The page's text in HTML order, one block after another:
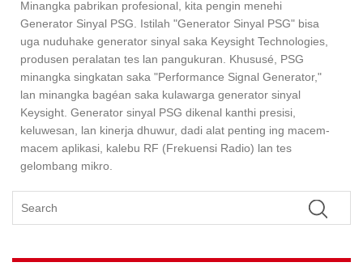
Minangka pabrikan profesional, kita pengin menehi
Generator Sinyal PSG. Istilah "Generator Sinyal PSG" bisa
uga nuduhake generator sinyal saka Keysight Technologies,
produsen peralatan tes lan pangukuran. Khususé, PSG
minangka singkatan saka "Performance Signal Generator,"
lan minangka bagéan saka kulawarga generator sinyal
Keysight. Generator sinyal PSG dikenal kanthi presisi,
keluwesan, lan kinerja dhuwur, dadi alat penting ing macem-
macem aplikasi, kalebu RF (Frekuensi Radio) lan tes
gelombang mikro.